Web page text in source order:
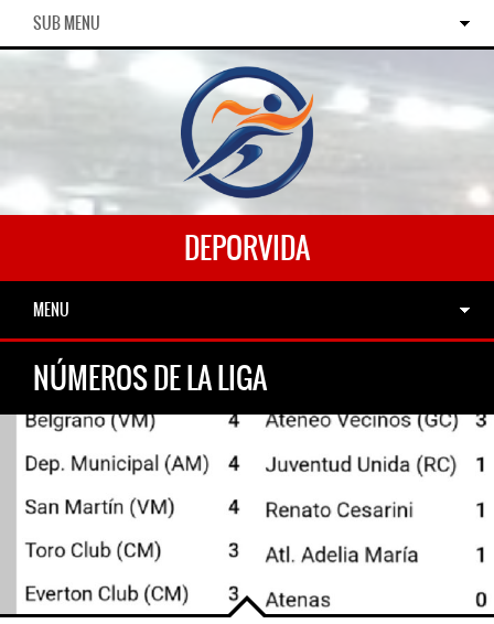
SUB MENU
DEPORVIDA
MENU
NÚMEROS DE LA LIGA